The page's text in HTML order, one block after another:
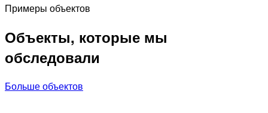
Примеры объектов
Объекты, которые мы
обследовали
Больше объектов